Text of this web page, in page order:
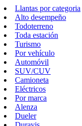
Llantas por categoria
Alto desempeño
Todoterreno
Toda estación
Turismo
Por vehículo
Automóvil
SUV/CUV
Camioneta
Eléctricos
Por marca
Alenza
Dueler